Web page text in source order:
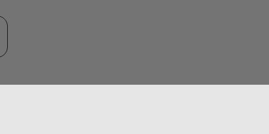
サイトの選択